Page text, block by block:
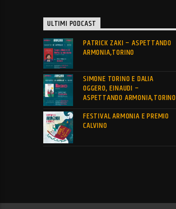
ULTIMI PODCAST
PATRICK ZAKI – ASPETTANDO
ARMONIA,TORINO
SIMONE TORINO E DALIA
OGGERO, EINAUDI –
ASPETTANDO ARMONIA,TORINO
FESTIVAL ARMONIA E PREMIO
CALVINO